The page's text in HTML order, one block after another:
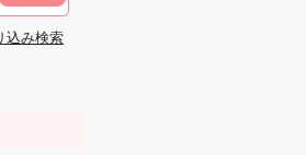
込み検索